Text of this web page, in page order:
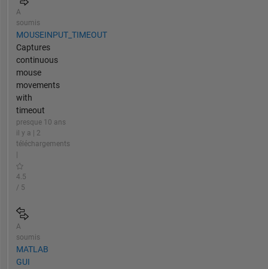
A
soumis
MOUSEINPUT_TIMEOUT
Captures
continuous
mouse
movements
with
timeout
presque 10 ans
il y a | 2
téléchargements
4.5
/ 5
A
soumis
MATLAB
GUI